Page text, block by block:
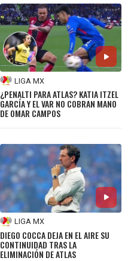
LIGA MX
¿PENALTI PARA ATLAS? KATIA ITZEL
GARCÍA Y EL VAR NO COBRAN MANO
DE OMAR CAMPOS
LIGA MX
DIEGO COCCA DEJA EN EL AIRE SU
CONTINUIDAD TRAS LA
ELIMINACIÓN DE ATLAS